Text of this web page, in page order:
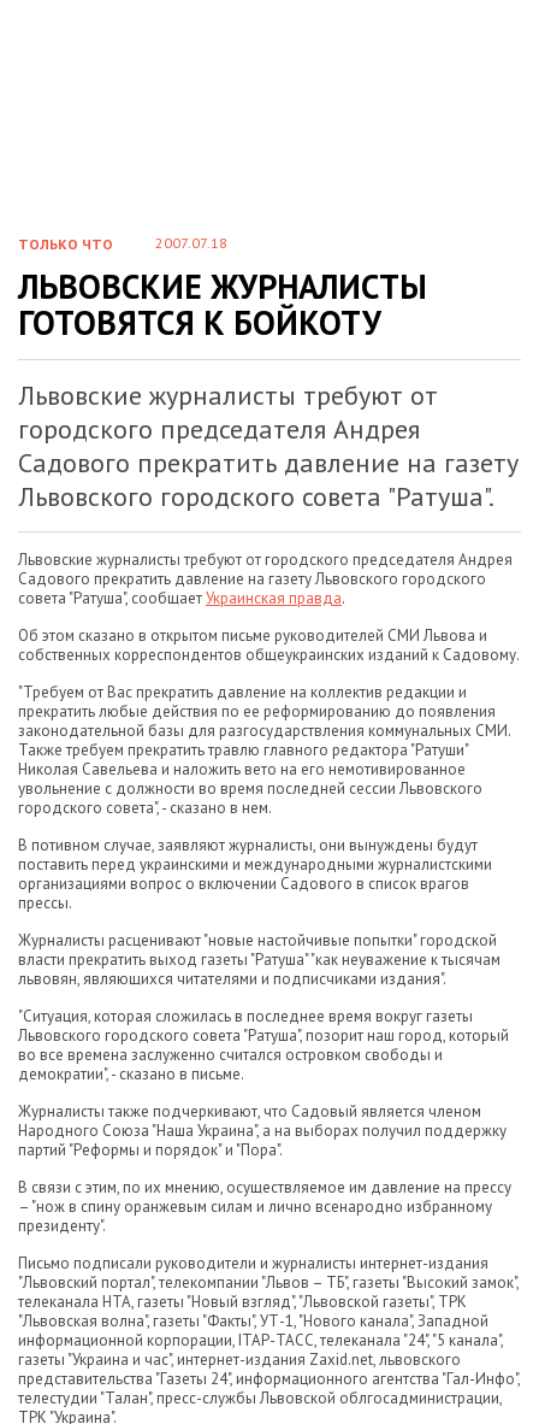
ТОЛЬКО ЧТО 2007.07.18
ЛЬВОВСКИЕ ЖУРНАЛИСТЫ
ГОТОВЯТСЯ К БОЙКОТУ
Львовские журналисты требуют от
городского председателя Андрея
Садового прекратить давление на газету
Львовского городского совета "Ратуша".
Львовские журналисты требуют от городского председателя Андрея
Садового прекратить давление на газету Львовского городского
совета "Ратуша", сообщаетУкраинская правда.
Об этом сказано в открытом письме руководителей СМИ Львова и
собственных корреспондентов общеукраинских изданий к Садовому.
"Требуем от Вас прекратить давление на коллектив редакции и
прекратить любые действия по ее реформированию до появления
законодательной базы для разгосударствления коммунальных СМИ.
Также требуем прекратить травлю главного редактора "Ратуши"
Николая Савельева и наложить вето на его немотивированное
увольнение с должности во время последней сессии Львовского
городского совета", - сказано в нем.
В потивном случае, заявляют журналисты, они вынуждены будут
поставить перед украинскими и международными журналистскими
организациями вопрос о включении Садового в список врагов
прессы.
Журналисты расценивают "новые настойчивые попытки" городской
власти прекратить выход газеты "Ратуша" "как неуважение к тысячам
львовян, являющихся читателями и подписчиками издания".
"Ситуация, которая сложилась в последнее время вокруг газеты
Львовского городского совета "Ратуша", позорит наш город, который
во все времена заслуженно считался островком свободы и
демократии", - сказано в письме.
Журналисты также подчеркивают, что Садовый является членом
Народного Союза "Наша Украина", а на выборах получил поддержку
партий "Реформы и порядок" и "Пора".
В связи с этим, по их мнению, осуществляемое им давление на прессу
– "нож в спину оранжевым силам и лично всенародно избранному
президенту".
Письмо подписали руководители и журналисты интернет-издания
"Львовский портал", телекомпании "Львов – ТБ", газеты "Высокий замок",
телеканала НТА, газеты "Новый взгляд", "Львовской газеты", ТРК
"Львовская волна", газеты "Факты", УТ-1, "Нового канала", Западной
информационной корпорации, ІТАР-ТАСС, телеканала "24", "5 канала",
газеты "Украина и час", интернет-издания Zaxid.net, львовского
представительства "Газеты 24", информационного агентства "Гал-Инфо",
телестудии "Талан", пресс-службы Львовской облгосадминистрации,
ТРК "Украина".